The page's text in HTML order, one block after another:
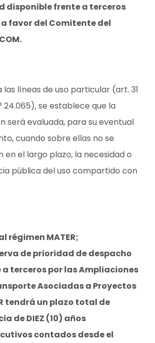
disponible frente a terceros
favor del Comitente del
las líneas de uso particular (art. 31
24.065), se establece que la
será evaluada, para su eventual
cuando sobre ellas no se
en el largo plazo, la necesidad o
pública del uso compartido con
régimen MATER:
de prioridad de despacho
terceros por las Ampliaciones
Asociadas a Proyectos
tendrá un plazo total de
de DIEZ (10) años
contados desde el